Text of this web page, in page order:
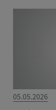
05.05.2026